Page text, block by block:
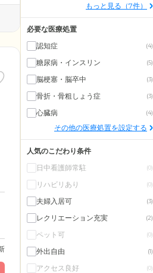
もっと見る（7件）
必要な医療処置
認知症
(4)
糖尿病・インスリン (5)
脳梗塞・脳卒中 (3)
骨折・骨粗しょう症 (3)
心臓病 (4)
その他の医療処置を設定する
人気のこだわり条件
日中看護師常駐
(0)
リハビリあり (0)
夫婦入居可 (3)
レクリエーション充実 (2)
ペット可 (0)
外出自由 (1)
アクセス良好 (0)